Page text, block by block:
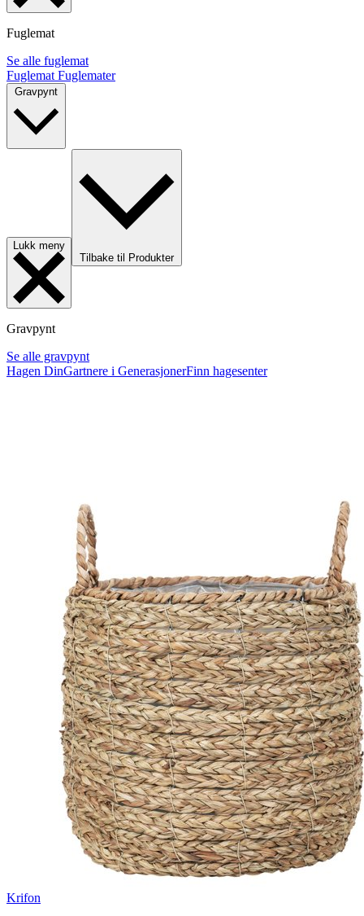
Fuglemat
Se alle fuglemat
Fuglemat Fuglemater
Lukk meny
Tilbake til Produkter
Gravpynt
Se alle gravpynt
Hagen DinGartnere i GenerasjonerFinn hagesenter
Krifon